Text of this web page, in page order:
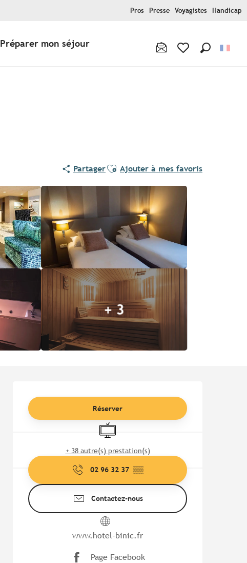
Pros Presse Voyagistes Handicap
Préparer mon séjour
PartagerAjouter aux favoris
Ajouter à mes favoris
+ 3
Ouverture et coordonnées
Réserver
Télévision
+ 38 autre(s) prestation(s)
02 96 32 37 ▒▒
Contactez-nous
www.hotel-binic.fr
Page Facebook